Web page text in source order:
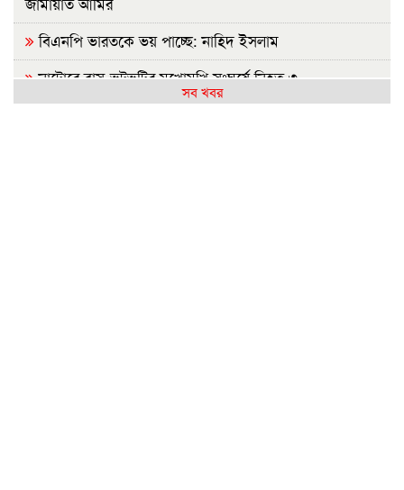
বিএনপি ভারতকে ভয় পাচ্ছে: নাহিদ ইসলাম
নাটোরে বাস-ভুটভুটির মুখোমুখি সংঘর্ষে নিহত ৩
সব খবর